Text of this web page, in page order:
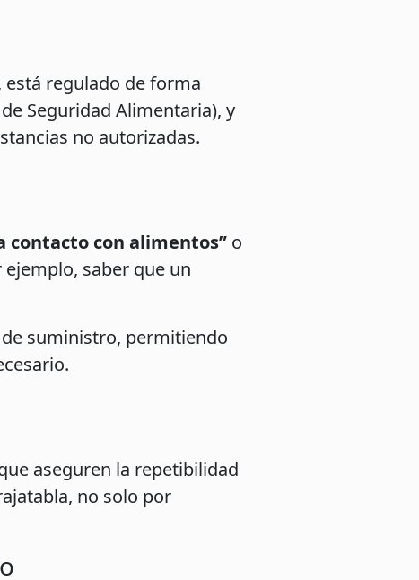
está regulado de forma
Seguridad Alimentaria), y
no autorizadas.
contacto con alimentos” o
saber que un
suministro, permitiendo
aseguren la repetibilidad
no solo por